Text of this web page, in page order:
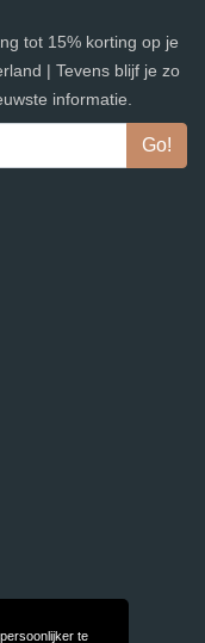
te
tot 15% korting op je
| Tevens blijf je zo
informatie.